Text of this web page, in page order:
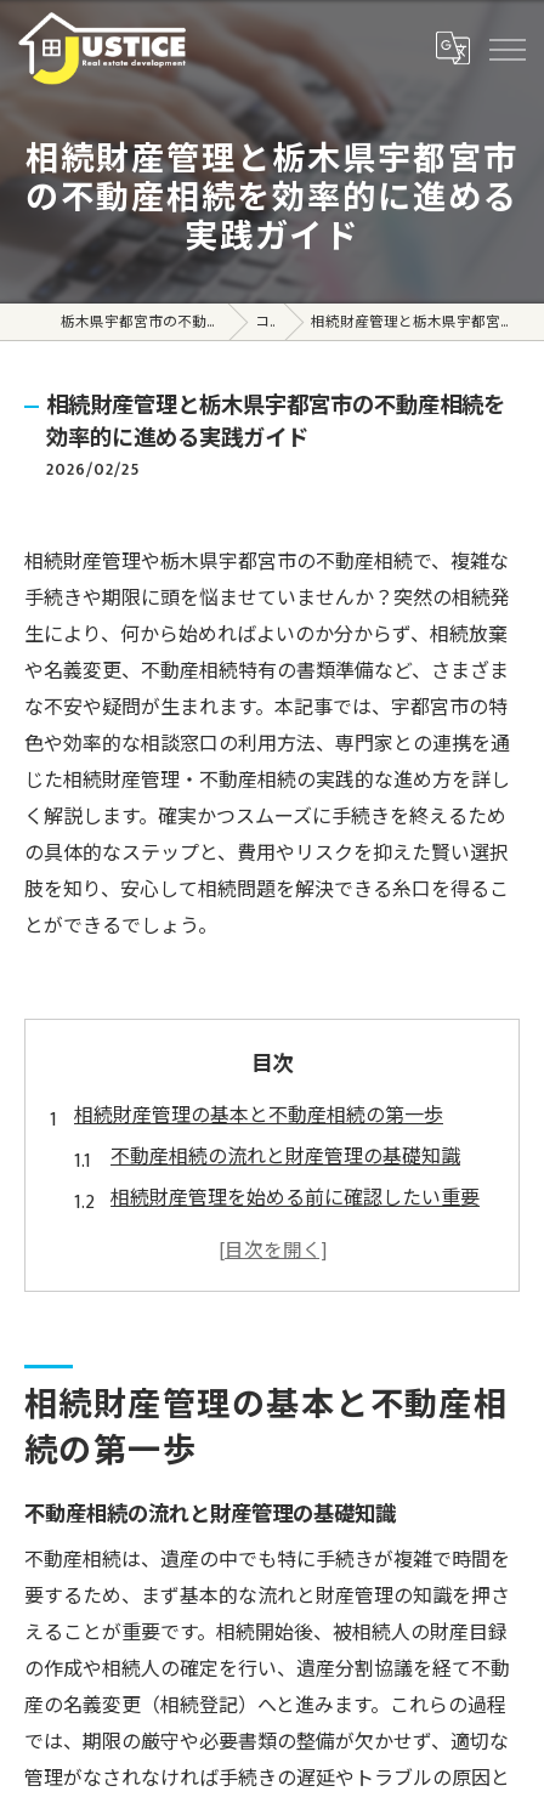
相続財産管理と栃木県宇都宮市
の不動産相続を効率的に進める
実践ガイド
栃木県宇都宮市の不動産売買なら株式会社ジャスティス コラム 相続財産管理と栃木県宇都宮市の不動産相続を効率的に進める実践ガイド
相続財産管理と栃木県宇都宮市の不動産相続を
効率的に進める実践ガイド
2026/02/25
相続財産管理や栃木県宇都宮市の不動産相続で、複雑な
手続きや期限に頭を悩ませていませんか？突然の相続発
生により、何から始めればよいのか分からず、相続放棄
や名義変更、不動産相続特有の書類準備など、さまざま
な不安や疑問が生まれます。本記事では、宇都宮市の特
色や効率的な相談窓口の利用方法、専門家との連携を通
じた相続財産管理・不動産相続の実践的な進め方を詳し
く解説します。確実かつスムーズに手続きを終えるため
の具体的なステップと、費用やリスクを抑えた賢い選択
肢を知り、安心して相続問題を解決できる糸口を得るこ
とができるでしょう。
目次
相続財産管理の基本と不動産相続の第一歩
不動産相続の流れと財産管理の基礎知識
相続財産管理を始める前に確認したい重要
複雑な不動産相続手続き実践ガイド
不動産相続で必要な書類と手続きの流れ
司法書士が関わる不動産相続の手続きとは
相続手続きでよくあるトラブルと回避策
宇都宮 司法書士 安いを探す際の注意点
相続の三ヶ月ルールと財産管理の注意点
相続の三ヶ月ルールとは何かを正しく知る
不動産相続で熟慮期間に注意すべき理由
相続放棄の期限を守るための具体的な行動
相続財産管理の基本と不動産相
続の第一歩
不動産相続の流れと財産管理の基礎知識
不動産相続は、遺産の中でも特に手続きが複雑で時間を
要するため、まず基本的な流れと財産管理の知識を押さ
えることが重要です。相続開始後、被相続人の財産目録
の作成や相続人の確定を行い、遺産分割協議を経て不動
産の名義変更（相続登記）へと進みます。これらの過程
では、期限の厳守や必要書類の整備が欠かせず、適切な
管理がなされなければ手続きの遅延やトラブルの原因と